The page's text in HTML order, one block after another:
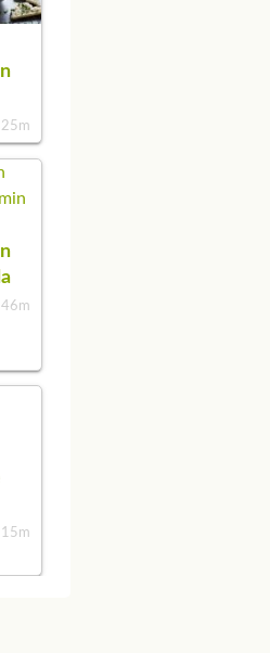
25m
46m
15m